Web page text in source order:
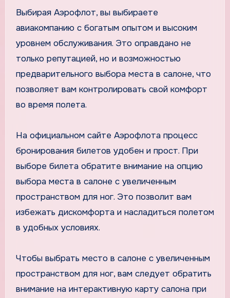
Выбирая Аэрофлот, вы выбираете
авиакомпанию с богатым опытом и высоким
уровнем обслуживания. Это оправдано не
только репутацией, но и возможностью
предварительного выбора места в салоне, что
позволяет вам контролировать свой комфорт
во время полета.
На официальном сайте Аэрофлота процесс
бронирования билетов удобен и прост. При
выборе билета обратите внимание на опцию
выбора места в салоне с увеличенным
пространством для ног. Это позволит вам
избежать дискомфорта и насладиться полетом
в удобных условиях.
Чтобы выбрать место в салоне с увеличенным
пространством для ног, вам следует обратить
внимание на интерактивную карту салона при